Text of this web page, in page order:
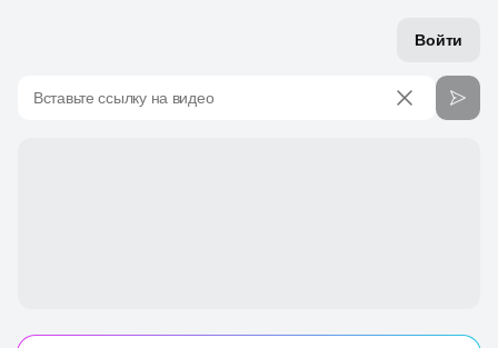
Войти
Вставьте ссылку на видео